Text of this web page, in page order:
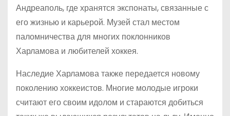
Андреаполь, где хранятся экспонаты, связанные с
его жизнью и карьерой. Музей стал местом
паломничества для многих поклонников
Харламова и любителей хоккея.
Наследие Харламова также передается новому
поколению хоккеистов. Многие молодые игроки
считают его своим идолом и стараются добиться